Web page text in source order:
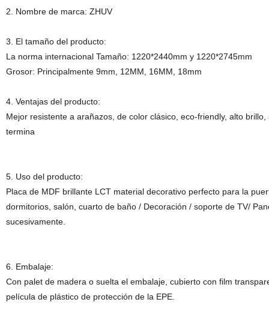
2. Nombre de marca: ZHUV
3. El tamaño del producto:
La norma internacional Tamaño: 1220*2440mm y 1220*2745mm
Grosor: Principalmente 9mm, 12MM, 16MM, 18mm
4. Ventajas del producto:
Mejor resistente a arañazos, de color clásico, eco-friendly, alto
termina
5. Uso del producto:
Placa de MDF brillante LCT material decorativo perfecto para la
dormitorios, salón, cuarto de baño / Decoración / soporte de TV/
sucesivamente.
6. Embalaje:
Con palet de madera o suelta el embalaje, cubierto con film
película de plástico de protección de la EPE.